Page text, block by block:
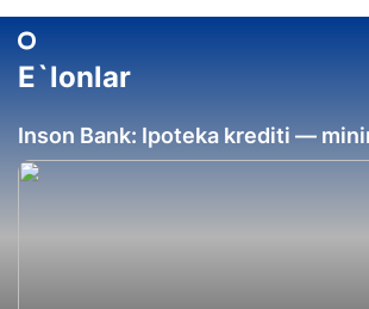
E`lonlar
Inson Bank: Ipoteka krediti —